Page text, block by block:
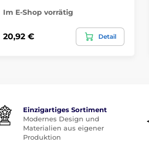
Im E-Shop vorrätig
20,92 € Detail
Einzigartiges Sortiment
Modernes Design und
Materialien aus eigener
Produktion